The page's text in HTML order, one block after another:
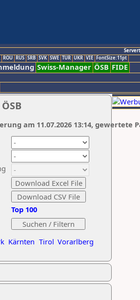
ROU RUS SRB SVK SWE TUR UKR VIE FontSize:11pt
Swiss-Manager ÖSB FIDE
Kärnten Tirol Vorarlberg
Top 100
am 11.07.2026 13:14, gewertete